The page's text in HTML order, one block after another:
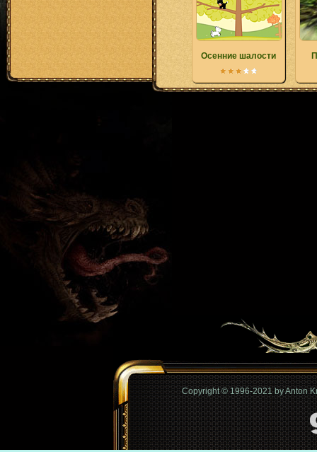
Осенние шалости
Copyright © 1996-2021 by Anton